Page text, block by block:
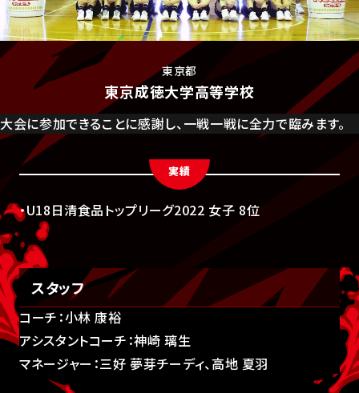
東京都
東京成徳大学高等学校
大会に参加できることに感謝し、一戦一戦に全力で臨みます。
実績
・U18日清食品トップリーグ2022 女子 8位
スタッフ
コーチ：小林 康裕
アシスタントコーチ：神崎 璃生
マネージャー：三好 夢芽チーディ、高地 夏羽